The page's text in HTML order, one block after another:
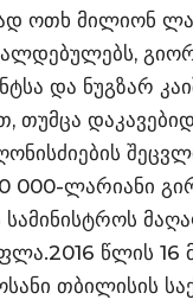
ოთხ მილიონ
და ნუგზარ
თუმცა
000-ლარიანი
სამინისტროს
წლის 16
თბილისის